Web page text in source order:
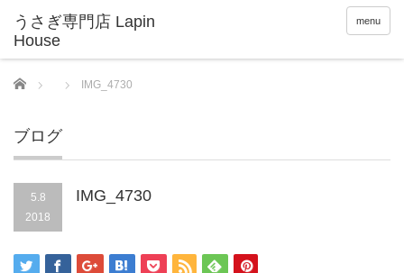
menu
Home IMG_4730
ブログ
5.8
2018
IMG_4730